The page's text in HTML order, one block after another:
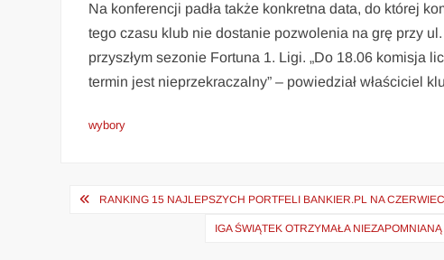
Na konferencji padła także konkretna data, do której
tego czasu klub nie dostanie pozwolenia na grę przy
przyszłym sezonie Fortuna 1. Ligi. „Do 18.06 komisja
termin jest nieprzekraczalny” – powiedział właściciel
wybory
Nawigacja
RANKING 15 NAJLEPSZYCH PORTFELI BANKIER.PL NA
IGA ŚWIĄTEK OTRZYMAŁA